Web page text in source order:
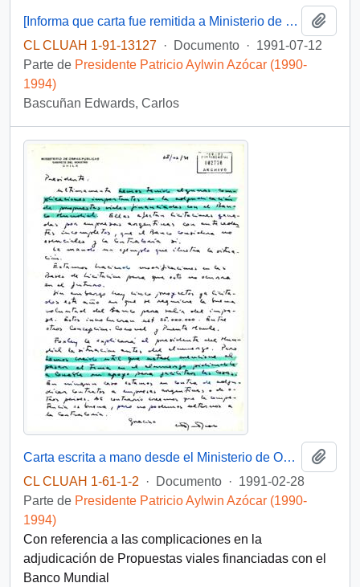
[Informa que carta fue remitida a Ministerio de Educación Pública, mediante Of. GAB. PRES. (0) 91/2438]
CL CLUAH 1-91-13127 · Documento · 1991-07-12
Parte de Presidente Patricio Aylwin Azócar (1990-
1994)
Bascuñan Edwards, Carlos
Carta escrita a mano desde el Ministerio de Obras Públicas, del Gabinete del Ministro, dirigida al Presidente [de la República de Chile]
CL CLUAH 1-61-1-2
· Documento · 1991-02-28
Parte de Presidente Patricio Aylwin Azócar (1990-
1994)
Con referencia a las complicaciones en la
adjudicación de Propuestas viales financiadas con el
Banco Mundial